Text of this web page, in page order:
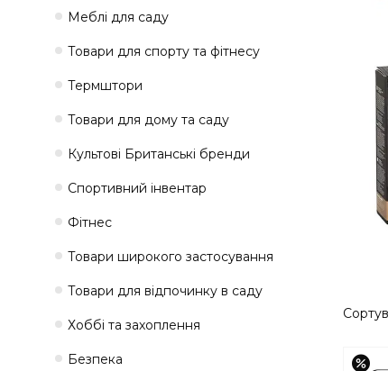
Меблі для саду
Товари для спорту та фітнесу
Термштори
Товари для дому та саду
Культові Британські бренди
Спортивний інвентар
Фітнес
Товари широкого застосування
Товари для відпочинку в саду
Хоббі та захоплення
Безпека